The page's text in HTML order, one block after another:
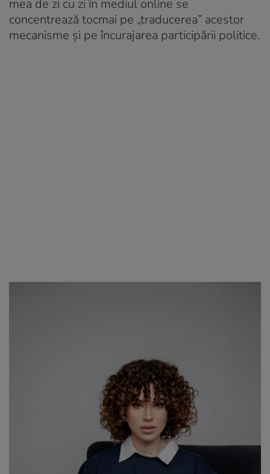
mea de zi cu zi în mediul online se
concentrează tocmai pe „traducerea” acestor
mecanisme și pe încurajarea participării politice.